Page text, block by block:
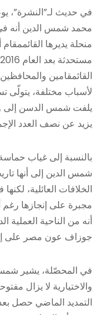
في حديث لـ”النشرة”،
لأسباب مختلفة، يتولّى
يزيد عن نصف العدد
بالنسبة إلى غياب
شمس الدين إلى أنها
الخلافات العائلية،
مجبرة على إنجازها رغم
أنه من الناحية العملية
جوزاف عون مصر على
في المحصّلة، يشير شمس
والاختيارية لا يزال
التمديد الماضي حصل بعد